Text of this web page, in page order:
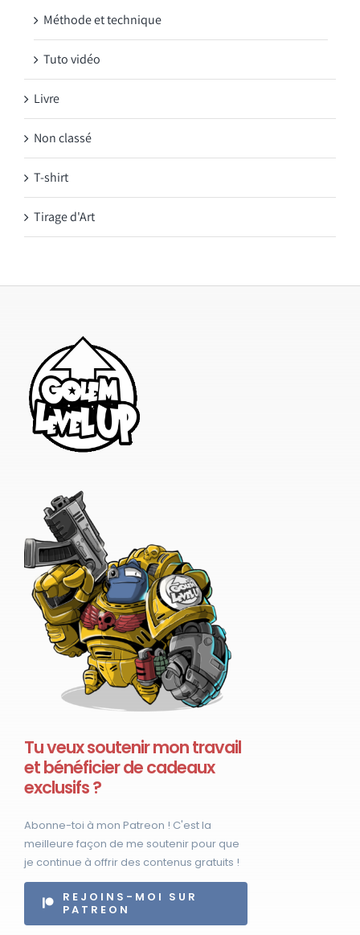
Méthode et technique
Tuto vidéo
Livre
Non classé
T-shirt
Tirage d'Art
Tu veux soutenir mon travail
et bénéficier de cadeaux
exclusifs ?
Abonne-toi à mon Patreon ! C'est la
meilleure façon de me soutenir pour que
je continue à offrir des contenus gratuits !
REJOINS-MOI SUR
PATREON